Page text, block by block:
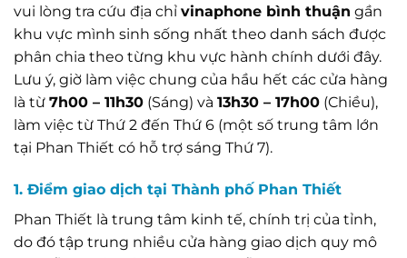
vui lòng tra cứu địa chỉ vinaphone bình thuận gần
khu vực mình sinh sống nhất theo danh sách được
phân chia theo từng khu vực hành chính dưới đây.
Lưu ý, giờ làm việc chung của hầu hết các cửa hàng
là từ 7h00 – 11h30 (Sáng) và 13h30 – 17h00 (Chiều),
làm việc từ Thứ 2 đến Thứ 6 (một số trung tâm lớn
tại Phan Thiết có hỗ trợ sáng Thứ 7).
1. Điểm giao dịch tại Thành phố Phan Thiết
Phan Thiết là trung tâm kinh tế, chính trị của tỉnh,
do đó tập trung nhiều cửa hàng giao dịch quy mô